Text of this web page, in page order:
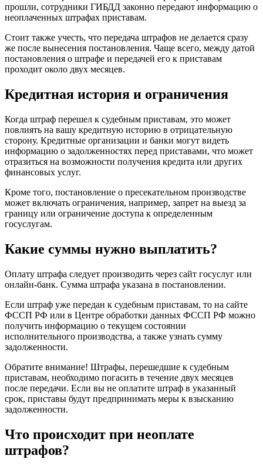
прошли, сотрудники ГИБДД законно передают информацию о
неоплаченных штрафах приставам.
Стоит также учесть, что передача штрафов не делается сразу
же после вынесения постановления. Чаще всего, между датой
постановления о штрафе и передачей его к приставам
проходит около двух месяцев.
Кредитная история и ограничения
Когда штраф перешел к судебным приставам, это может
повлиять на вашу кредитную историю в отрицательную
сторону. Кредитные организации и банки могут видеть
информацию о задолженностях перед приставами, что может
отразиться на возможности получения кредита или других
финансовых услуг.
Кроме того, постановление о пресекательном производстве
может включать ограничения, например, запрет на выезд за
границу или ограничение доступа к определенным
госуслугам.
Какие суммы нужно выплатить?
Оплату штрафа следует производить через сайт госуслуг или
онлайн-банк. Сумма штрафа указана в постановлении.
Если штраф уже передан к судебным приставам, то на сайте
ФССП РФ или в Центре обработки данных ФССП РФ можно
получить информацию о текущем состоянии
исполнительного производства, а также узнать сумму
задолженности.
Обратите внимание! Штрафы, перешедшие к судебным
приставам, необходимо погасить в течение двух месяцев
после передачи. Если вы не оплатите штраф в указанный
срок, приставы будут предпринимать меры к взысканию
задолженности.
Что происходит при неоплате
штрафов?